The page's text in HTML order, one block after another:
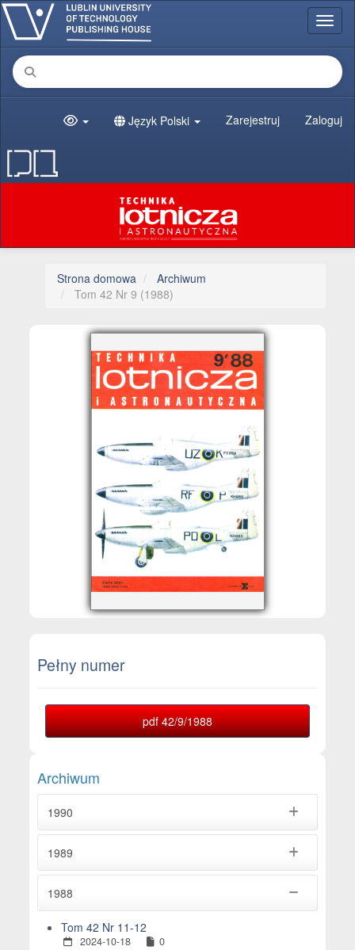
##plugins.themes.bootstrap3.accessible_menu.main_navigation##
##plugins.themes.bootstrap3.accessible_menu.main_content##
##plugins.themes.bootstrap3.accessible_menu.sidebar##
Język Polski Zarejestruj Zaloguj
Strona domowa
Archiwum
Tom 42 Nr 9 (1988)
Pełny numer
pdf 42/9/1988
Archiwum
1990
1989
1988
Tom 42 Nr 11-12
2024-10-18 0